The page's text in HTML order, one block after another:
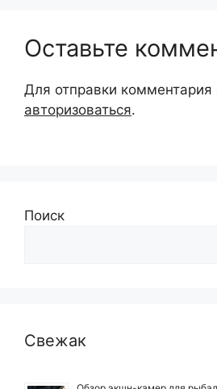
Оставьте
Для отправки
авторизоваться.
Поиск
Свежак